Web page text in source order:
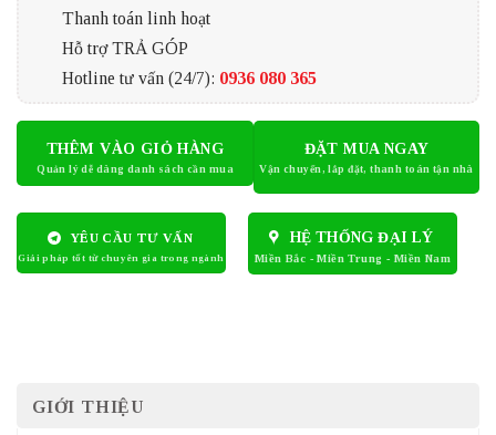
Thanh toán linh hoạt
Hỗ trợ TRẢ GÓP
Hotline tư vấn (24/7): 0936 080 365
THÊM VÀO GIỎ HÀNG ĐẶT MUA NGAY
YÊU CẦU TƯ VẤN HỆ THỐNG ĐẠI LÝ
GIỚI THIỆU